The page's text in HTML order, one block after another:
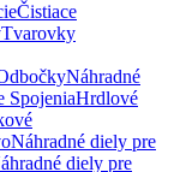
Čistiace
Tvarovky
Náhradné
SpojeniaHrdlové
Náhradné diely pre
diely pre